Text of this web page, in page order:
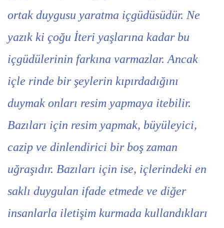
ortak duygusu yaratma içgüdüsüdür. Ne
yazık ki çoğu İteri yaşlarına kadar bu
içgüdülerinin farkına varmazlar. Ancak
içle rinde bir şeylerin kıpırdadığını
duymak onları resim yapmaya itebilir.
Bazıları için resim yapmak, büyüleyici,
cazip ve dinlendirici bir boş zaman
uğraşıdır. Bazıları için ise, içlerindeki en
saklı duygulan ifade etmede ve diğer
insanlarla iletişim kurmada kullandıkları